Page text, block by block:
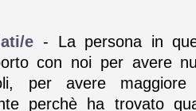
e - La persona in
con noi per avere
per avere
perchè ha trovato